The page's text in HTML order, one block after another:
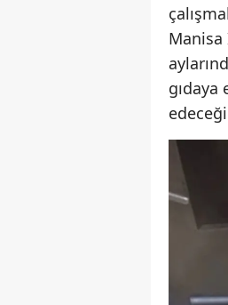
Manisa
gıdaya